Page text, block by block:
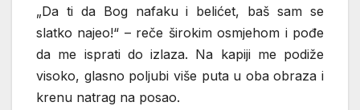
„Da ti da Bog nafaku i belićet, baš sam se
slatko najeo!“ – reče širokim osmjehom i pođe
da me isprati do izlaza. Na kapiji me podiže
visoko, glasno poljubi više puta u oba obraza i
krenu natrag na posao.